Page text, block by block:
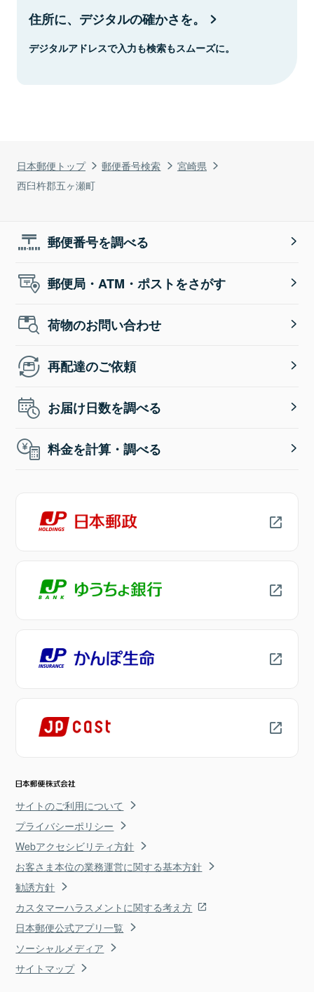
日本郵便トップ 郵便番号検索
宮崎県
西臼杵郡五ヶ瀬町
住所に、デジタルの確かさを。
デジタルアドレスで入力も検索もスムーズに。
郵便番号を調べる
郵便局・ATM・ポストをさがす
荷物のお問い合わせ
再配達のご依頼
お届け日数を調べる
料金を計算・調べる
サイトのご利用について
プライバシーポリシー
Webアクセシビリティ方針
お客さま本位の業務運営に関する基本方針
勧誘方針
カスタマーハラスメントに関する考え方
日本郵便公式アプリ一覧
ソーシャルメディア
サイトマップ